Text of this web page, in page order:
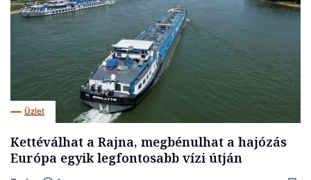
Üzlet
Kettéválhat a Rajna, megbénulhat a hajózás
Európa egyik legfontosabb vízi útján